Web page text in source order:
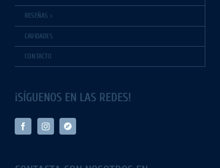
RESEÑAS
CAVIDADES
CONTACTO
¡SÍGUENOS EN LAS REDES!